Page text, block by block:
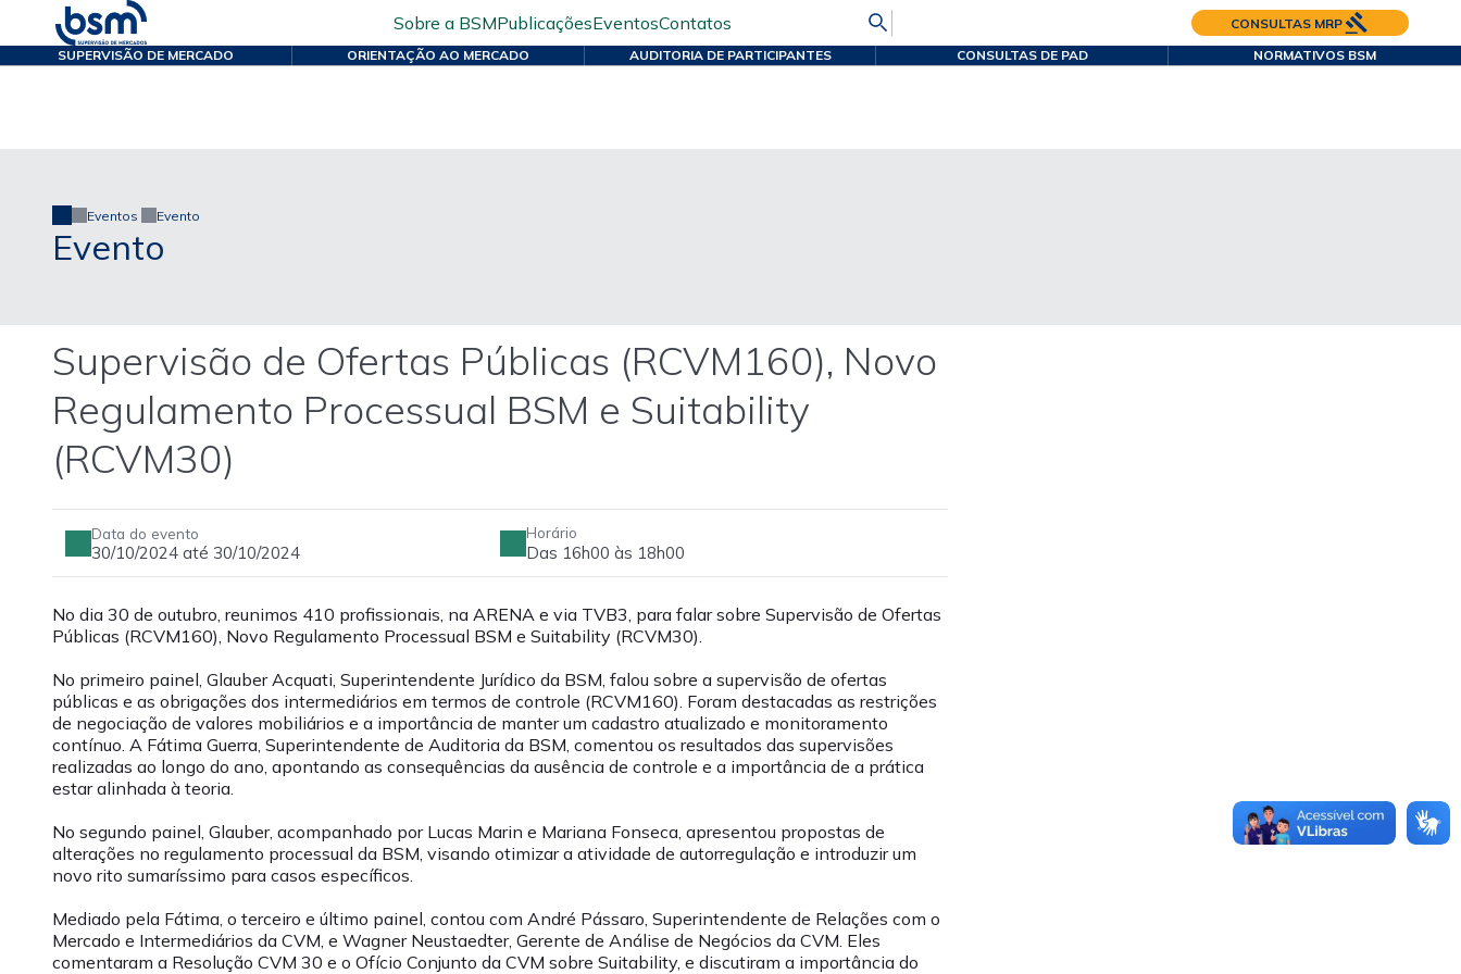
Sobre a BSMPublicaçõesEventosContatos
CONSULTAS MRP
SUPERVISÃO DE MERCADO
ORIENTAÇÃO AO MERCADO AUDITORIA DE PARTICIPANTES CONSULTAS DE PAD NORMATIVOS BSM
Eventos Evento
Evento
Supervisão de Ofertas Públicas (RCVM160), Novo
Regulamento Processual BSM e Suitability
(RCVM30)
Data do evento
30/10/2024 até 30/10/2024
Horário
Das 16h00 às 18h00
No dia 30 de outubro, reunimos 410 profissionais, na ARENA e via TVB3, para falar sobre Supervisão de Ofertas
Públicas (RCVM160), Novo Regulamento Processual BSM e Suitability (RCVM30).
No primeiro painel, Glauber Acquati, Superintendente Jurídico da BSM, falou sobre a supervisão de ofertas
públicas e as obrigações dos intermediários em termos de controle (RCVM160). Foram destacadas as restrições
de negociação de valores mobiliários e a importância de manter um cadastro atualizado e monitoramento
contínuo. A Fátima Guerra, Superintendente de Auditoria da BSM, comentou os resultados das supervisões
realizadas ao longo do ano, apontando as consequências da ausência de controle e a importância de a prática
estar alinhada à teoria.
No segundo painel, Glauber, acompanhado por Lucas Marin e Mariana Fonseca, apresentou propostas de
alterações no regulamento processual da BSM, visando otimizar a atividade de autorregulação e introduzir um
novo rito sumaríssimo para casos específicos.
Mediado pela Fátima, o terceiro e último painel, contou com André Pássaro, Superintendente de Relações com o
Mercado e Intermediários da CVM, e Wagner Neustaedter, Gerente de Análise de Negócios da CVM. Eles
comentaram a Resolução CVM 30 e o Ofício Conjunto da CVM sobre Suitability, e discutiram a importância do